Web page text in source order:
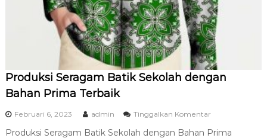
Produksi Seragam Batik Sekolah dengan
Bahan Prima Terbaik
Februari 6, 2023 admin Tinggalkan Komentarp
d
Produksi Seragam Batik Sekolah dengan Bahan Prima